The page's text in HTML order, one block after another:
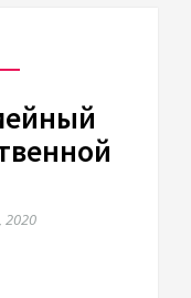
2020